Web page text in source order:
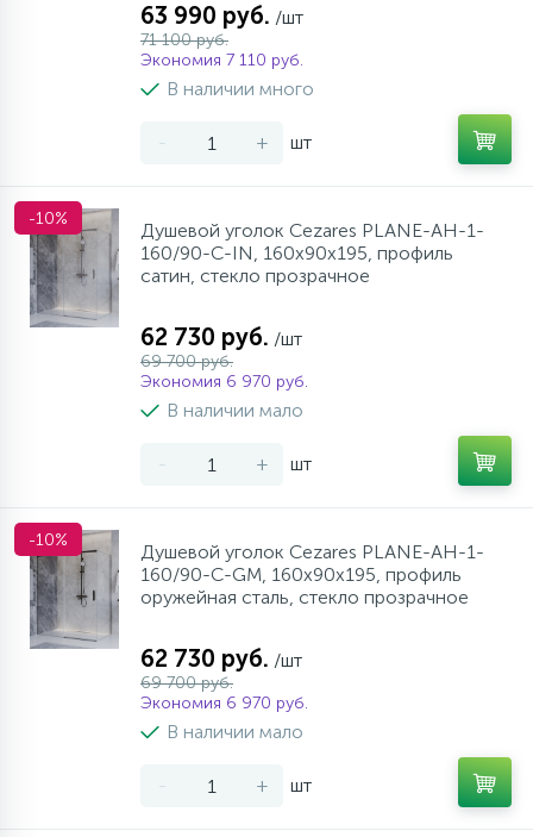
63 990 руб. /шт
71 100 руб.
Экономия 7 110 руб.
В наличии много
- + шт
-10%
Душевой уголок Cezares PLANE-AH-1-
160/90-C-IN, 160х90х195, профиль
сатин, стекло прозрачное
62 730 руб. /шт
69 700 руб.
Экономия 6 970 руб.
В наличии мало
- + шт
-10%
Душевой уголок Cezares PLANE-AH-1-
160/90-C-GM, 160х90х195, профиль
оружейная сталь, стекло прозрачное
62 730 руб. /шт
69 700 руб.
Экономия 6 970 руб.
В наличии мало
- + шт